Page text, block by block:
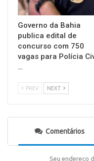
Governo da Bahia
publica edital de
concurso com 750
vagas para Polícia
…
PREV NEXT
Comentários
Seu endereço